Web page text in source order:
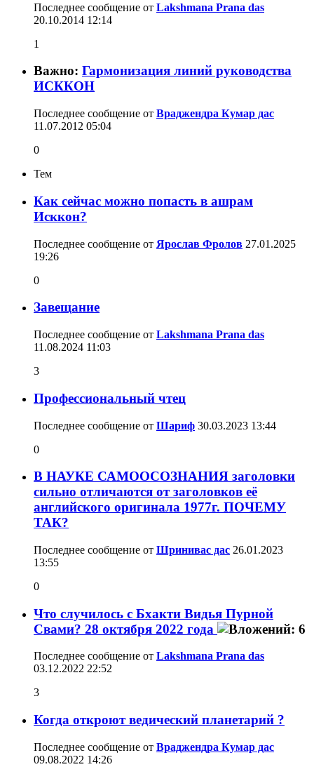
Последнее сообщение от Lakshmana Prana das
20.10.2014 12:14
1
Важно: Гармонизация линий руководства
ИСККОН
Последнее сообщение от Враджендра Кумар дас
11.07.2012 05:04
0
Тем
Как сейчас можно попасть в ашрам
Исккон?
Последнее сообщение от Ярослав Фролов 27.01.2025
19:26
0
Завещание
Последнее сообщение от Lakshmana Prana das
11.08.2024 11:03
3
Профессиональный чтец
Последнее сообщение от Шариф 30.03.2023 13:44
0
В НАУКЕ САМООСОЗНАНИЯ заголовки
сильно отличаются от заголовков её
английского оригинала 1977г. ПОЧЕМУ
ТАК?
Последнее сообщение от Шринивас дас 26.01.2023
13:55
0
Что случилось с Бхакти Видья Пурной
Свами? 28 октября 2022 года
Последнее сообщение от Lakshmana Prana das
03.12.2022 22:52
3
Когда откроют ведический планетарий ?
Последнее сообщение от Враджендра Кумар дас
09.08.2022 14:26